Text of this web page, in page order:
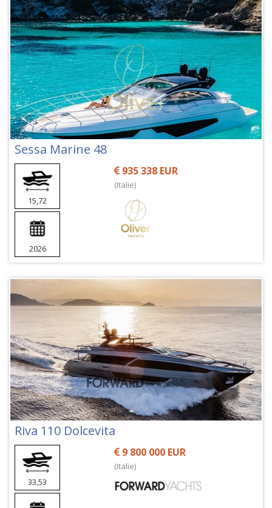
Sessa Marine 48
15,72
2026
935 338 EUR
(Italie)
Riva 110 Dolcevita
33,53
9 800 000 EUR
(Italie)